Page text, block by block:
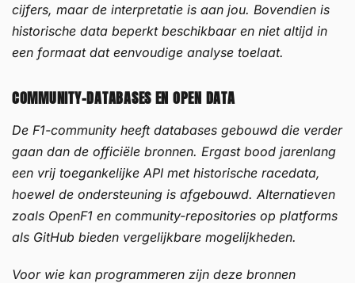
cijfers, maar de interpretatie is aan jou. Bovendien is
historische data beperkt beschikbaar en niet altijd in
een formaat dat eenvoudige analyse toelaat.
COMMUNITY-DATABASES EN OPEN DATA
De F1-community heeft databases gebouwd die verder
gaan dan de officiële bronnen. Ergast bood jarenlang
een vrij toegankelijke API met historische racedata,
hoewel de ondersteuning is afgebouwd. Alternatieven
zoals OpenF1 en community-repositories op platforms
als GitHub bieden vergelijkbare mogelijkheden.
Voor wie kan programmeren zijn deze bronnen